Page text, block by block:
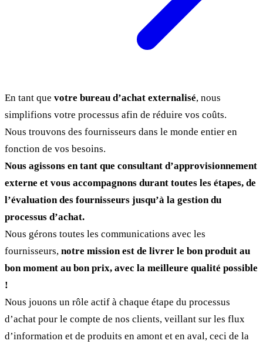
En tant que votre bureau d’achat externalisé, nous
simplifions votre processus afin de réduire vos coûts.
Nous trouvons des fournisseurs dans le monde entier en
fonction de vos besoins.
Nous agissons en tant que consultant d’approvisionnement
externe et vous accompagnons durant toutes les étapes, de
l’évaluation des fournisseurs jusqu’à la gestion du
processus d’achat.
Nous gérons toutes les communications avec les
fournisseurs, notre mission est de livrer le bon produit au
bon moment au bon prix, avec la meilleure qualité possible
!
Nous jouons un rôle actif à chaque étape du processus
d’achat pour le compte de nos clients, veillant sur les flux
d’information et de produits en amont et en aval, ceci de la